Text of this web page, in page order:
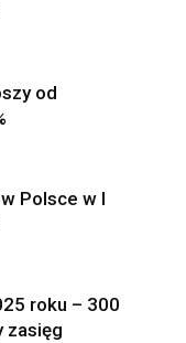
od
Polsce w I
roku – 300
zasięg